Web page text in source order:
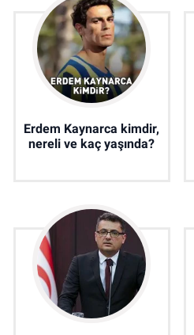
Erdem Kaynarca kimdir,
nereli ve kaç yaşında?